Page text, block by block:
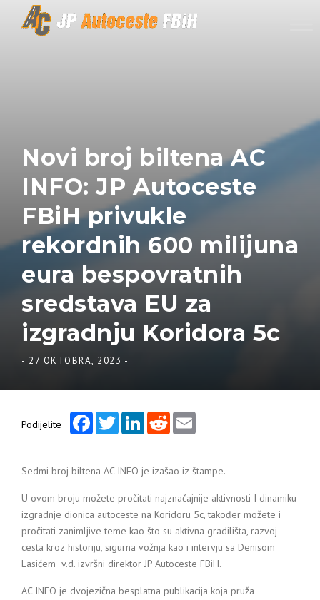
Skip to content
Novi broj biltena AC
INFO: JP Autoceste
FBiH privukle
rekordnih 600 milijuna
eura bespovratnih
sredstava EU za
izgradnju Koridora 5c
- 27 OKTOBRA, 2023 -
Podijelite
FacebookTwitterLinkedInReddit
Sedmi broj biltena AC INFO je izašao iz štampe.
U ovom broju možete pročitati najznačajnije aktivnosti I dinamiku
izgradnje dionica autoceste na Koridoru 5c, također možete i
pročitati zanimljive teme kao što su aktivna gradilišta, razvoj
cesta kroz historiju, sigurna vožnja kao i intervju sa Denisom
Lasićem v.d. izvršni direktor JP Autoceste FBiH.
AC INFO je dvojezična besplatna publikacija koja pruža